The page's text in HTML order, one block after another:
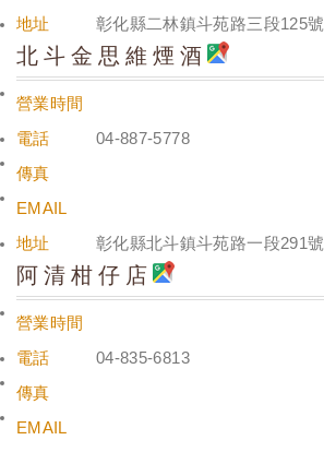
地址
彰化縣二林鎮斗苑路三段125號
北斗金思維煙酒
營業時間
電話
04-887-5778
傳真
EMAIL
地址
彰化縣北斗鎮斗苑路一段291號
阿清柑仔店
營業時間
電話
04-835-6813
傳真
EMAIL